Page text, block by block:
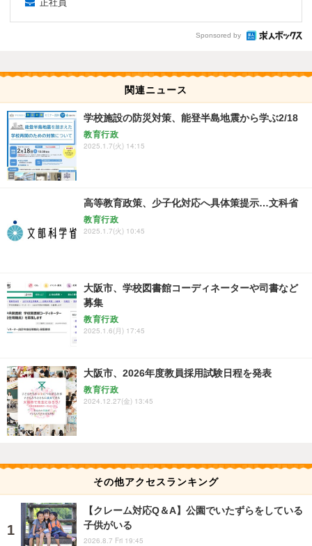
正社員
Sponsored by
関連ニュース
学校施設の防災対策、能登半島地震から学ぶ2/18
教育行政
2025.1.7(火) 14:15
高等教育政策、少子化対応へ具体策提示…文科省
教育行政
2025.1.7(火) 10:45
大阪市、学校図書館コーディネーターや司書など
募集
教育行政
2025.1.6(月) 17:45
大阪市、2026年度教員採用試験日程を発表
教育行政
2024.12.27(金) 13:45
その他アクセスランキング
【クレーム対応Q＆A】公園でいたずらをしている
子供がいる
2026.8.7 Fri 19:45